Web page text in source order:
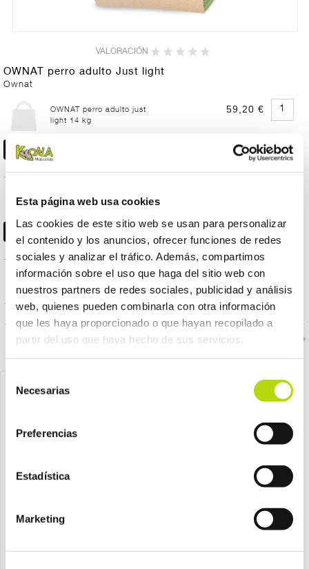
Esta página web usa cookies
Las cookies de este sitio web se usan para personalizar
el contenido y los anuncios, ofrecer funciones de redes
sociales y analizar el tráfico. Además, compartimos
información sobre el uso que haga del sitio web con
nuestros partners de redes sociales, publicidad y análisis
web, quienes pueden combinarla con otra información
que les haya proporcionado o que hayan recopilado a
partir del uso que haya hecho de sus servicios.
Necesarias
Preferencias
Estadística
Marketing
VALORACIÓN
OWNAT perro adulto Just light
Ownat
OWNAT perro adulto just
light 14 kg
59,20 €
light 3 kg
PRODUCTOS RELACIONADOS
Ownat Ownat